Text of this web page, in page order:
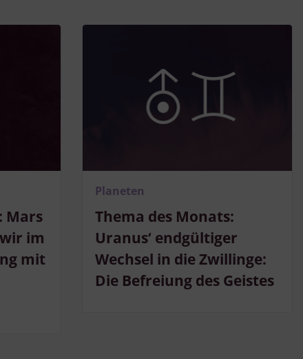
Mars
im
mit
Thema des Monats:
Uranus‘ endgültiger
Wechsel in die Zwillinge:
Die Befreiung des Geistes
Planeten